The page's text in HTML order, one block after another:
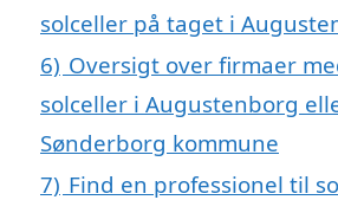
solceller på taget i
6) Oversigt over firmaer
solceller i Augustenborg
Sønderborg kommune
7) Find en professionel til